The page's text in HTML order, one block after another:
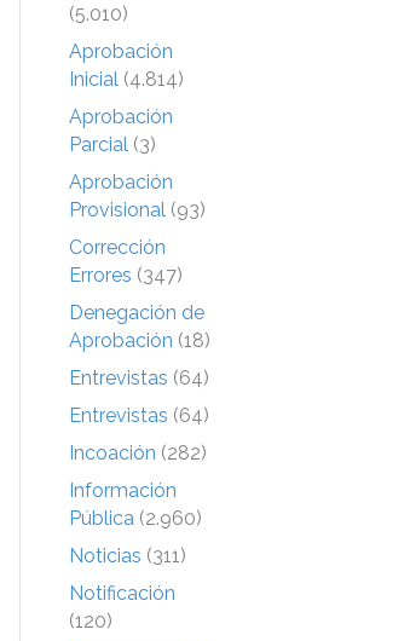
(5.010)
Aprobación
Inicial (4.814)
Aprobación
Parcial (3)
Aprobación
Provisional (93)
Corrección
Errores (347)
Denegación de
Aprobación (18)
Entrevistas (64)
Entrevistas (64)
Incoación (282)
Información
Pública (2.960)
Noticias (311)
Notificación
(120)